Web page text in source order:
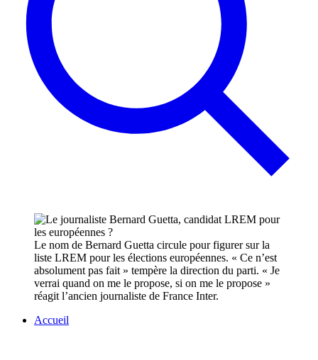
Le nom de Bernard Guetta circule pour figurer sur la
liste LREM pour les élections européennes. « Ce n’est
absolument pas fait » tempère la direction du parti. « Je
verrai quand on me le propose, si on me le propose »
réagit l’ancien journaliste de France Inter.
Accueil